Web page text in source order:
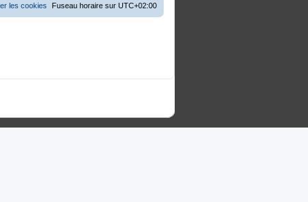
Fuseau horaire sur UTC+02:00
les cookies